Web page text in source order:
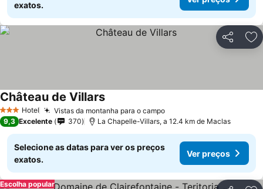
exatos.
Partilhar
3 EstrelasHotel Vistas da montanha para o campo
Château de Villars
9,3 Excelente 370 La Chapelle-Villars, a 12.4 km de Maclas
Selecione as datas para ver os preços
exatos.
Ver preços
Escolha popular